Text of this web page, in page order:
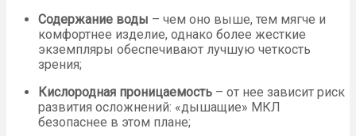
Содержание воды – чем оно выше, тем мягче и
комфортнее изделие, однако более жесткие
экземпляры обеспечивают лучшую четкость
зрения;
Кислородная проницаемость – от нее зависит риск
развития осложнений: «дышащие» МКЛ
безопаснее в этом плане;